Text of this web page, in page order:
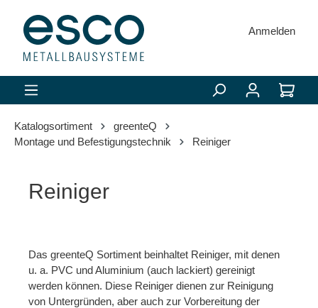
springen
Anmelden
Katalogsortiment
greenteQ
Montage und Befestigungstechnik
Reiniger
Reiniger
Das greenteQ Sortiment beinhaltet Reiniger, mit denen
u. a. PVC und Aluminium (auch lackiert) gereinigt
werden können. Diese Reiniger dienen zur Reinigung
von Untergründen, aber auch zur Vorbereitung der